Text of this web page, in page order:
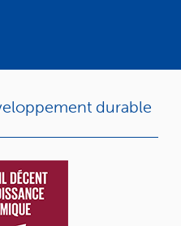
durable